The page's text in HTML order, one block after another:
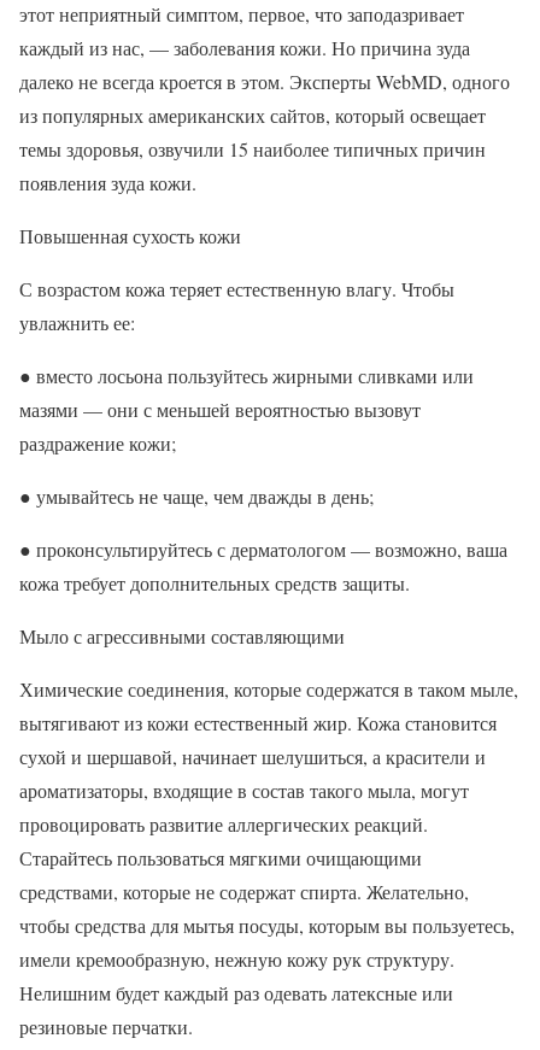
этот неприятный симптом, первое, что заподазривает
каждый из нас, — заболевания кожи. Но причина зуда
далеко не всегда кроется в этом. Эксперты WebMD, одного
из популярных американских сайтов, который освещает
темы здоровья, озвучили 15 наиболее типичных причин
появления зуда кожи.
Повышенная сухость кожи
С возрастом кожа теряет естественную влагу. Чтобы
увлажнить ее:
● вместо лосьона пользуйтесь жирными сливками или
мазями — они с меньшей вероятностью вызовут
раздражение кожи;
● умывайтесь не чаще, чем дважды в день;
● проконсультируйтесь с дерматологом — возможно, ваша
кожа требует дополнительных средств защиты.
Мыло с агрессивными составляющими
Химические соединения, которые содержатся в таком мыле,
вытягивают из кожи естественный жир. Кожа становится
сухой и шершавой, начинает шелушиться, а красители и
ароматизаторы, входящие в состав такого мыла, могут
провоцировать развитие аллергических реакций.
Старайтесь пользоваться мягкими очищающими
средствами, которые не содержат спирта. Желательно,
чтобы средства для мытья посуды, которым вы пользуетесь,
имели кремообразную, нежную кожу рук структуру.
Нелишним будет каждый раз одевать латексные или
резиновые перчатки.